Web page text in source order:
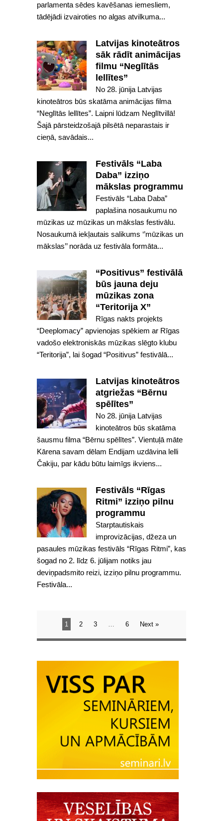
parlamenta sēdes kavēšanas iemesliem,
tādējādi izvairoties no algas atvilkuma...
Latvijas kinoteātros
sāk rādīt animācijas
filmu “Neglītās
lellītes”
No 28. jūnija Latvijas
kinoteātros būs skatāma animācijas filma
“Neglītās lellītes”. Laipni lūdzam Neglītvillā!
Šajā pārsteidzošajā pilsētā neparastais ir
cieņā, savādais...
Festivāls “Laba
Daba” izziņo
mākslas programmu
Festivāls “Laba Daba”
paplašina nosaukumu no
mūzikas uz mūzikas un mākslas festivālu.
Nosaukumā iekļautais salikums ‘’mūzikas un
mākslas’’ norāda uz festivāla formāta...
“Positivus” festivālā
būs jauna deju
mūzikas zona
“Teritorija X”
Rīgas nakts projekts
“Deeplomacy” apvienojas spēkiem ar Rīgas
vadošo elektroniskās mūzikas slēgto klubu
“Teritorija”, lai šogad “Positivus” festivālā...
Latvijas kinoteātros
atgriežas “Bērnu
spēlītes”
No 28. jūnija Latvijas
kinoteātros būs skatāma
šausmu filma “Bērnu spēlītes”. Vientuļā māte
Kārena savam dēlam Endijam uzdāvina lelli
Čakiju, par kādu būtu laimīgs ikviens...
Festivāls “Rīgas
Ritmi” izziņo pilnu
programmu
Starptautiskais
improvizācijas, džeza un
pasaules mūzikas festivāls “Rīgas Ritmi”, kas
šogad no 2. līdz 6. jūlijam notiks jau
deviņpadsmito reizi, izziņo pilnu programmu.
Festivāla...
1 2 3 … 6 Next »